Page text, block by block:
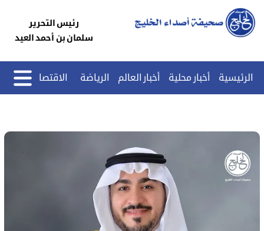
رئيس التحرير
سلمان بن أحمد العيد
الرئيسية أخبار محلية أخبار العالم الرياضة الاقتصاد